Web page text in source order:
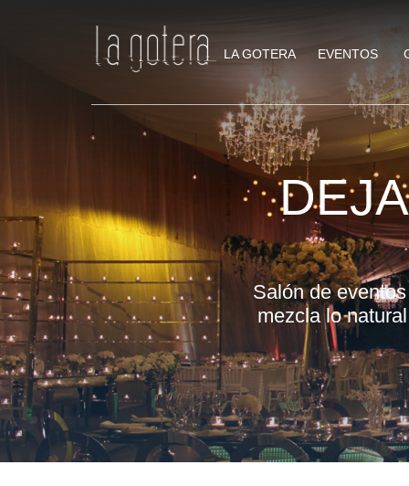
LA GOTERA EVENTOS
Salón de
mezcla lo